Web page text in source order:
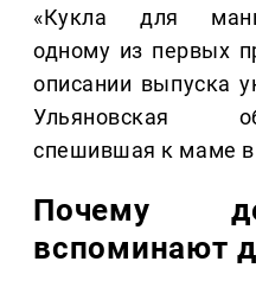
«Кукла для
одному из первых
описании выпуска
Ульяновская
спешившая к маме в
Почему
вспоминают